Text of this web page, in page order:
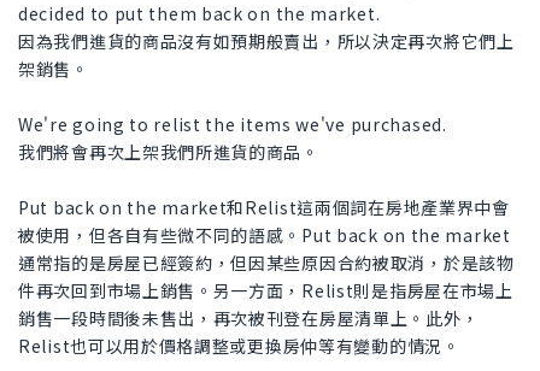
decided to put them back on the market.
因為我們進貨的商品沒有如預期般賣出，所以決定再次將它們上
架銷售。
We're going to relist the items we've purchased.
我們將會再次上架我們所進貨的商品。
Put back on the market和Relist這兩個詞在房地產業界中會
被使用，但各自有些微不同的語感。Put back on the market
通常指的是房屋已經簽約，但因某些原因合約被取消，於是該物
件再次回到市場上銷售。另一方面，Relist則是指房屋在市場上
銷售一段時間後未售出，再次被刊登在房屋清單上。此外，
Relist也可以用於價格調整或更換房仲等有變動的情況。